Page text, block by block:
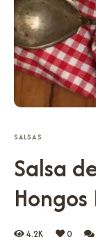
SALSAS
Salsa
4.2K 0